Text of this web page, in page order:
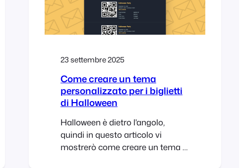
23 settembre 2025
Come creare un tema
personalizzato per i biglietti
di Halloween
Halloween è dietro l'angolo,
quindi in questo articolo vi
mostrerò come creare un tema di